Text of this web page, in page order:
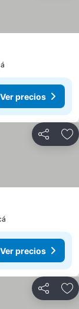
Ver precios
Compartir
Ver precios
Compartir